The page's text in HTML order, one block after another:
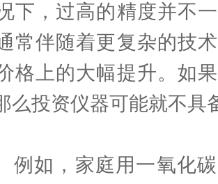
下，过高的精度并不
常伴随着更复杂的技
格上的大幅提升。如
么投资仪器可能就不具
如，家庭用一氧化碳